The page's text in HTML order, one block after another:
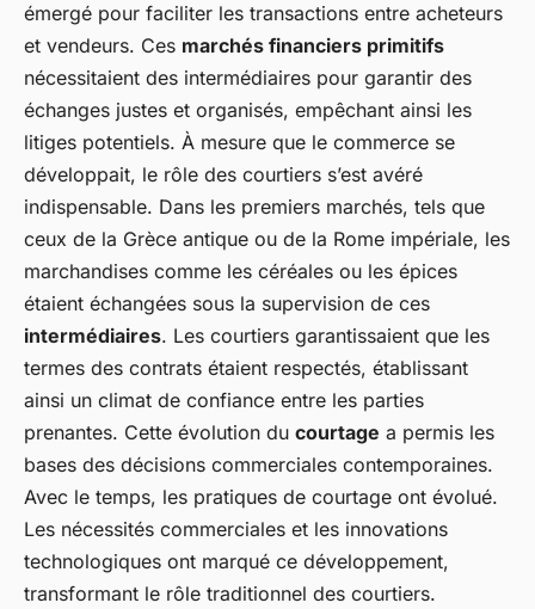
émergé pour faciliter les transactions entre acheteurs
et vendeurs. Ces marchés financiers primitifs
nécessitaient des intermédiaires pour garantir des
échanges justes et organisés, empêchant ainsi les
litiges potentiels. À mesure que le commerce se
développait, le rôle des courtiers s’est avéré
indispensable. Dans les premiers marchés, tels que
ceux de la Grèce antique ou de la Rome impériale, les
marchandises comme les céréales ou les épices
étaient échangées sous la supervision de ces
intermédiaires. Les courtiers garantissaient que les
termes des contrats étaient respectés, établissant
ainsi un climat de confiance entre les parties
prenantes. Cette évolution du courtage a permis les
bases des décisions commerciales contemporaines.
Avec le temps, les pratiques de courtage ont évolué.
Les nécessités commerciales et les innovations
technologiques ont marqué ce développement,
transformant le rôle traditionnel des courtiers.